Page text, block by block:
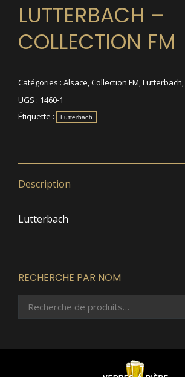
LUTTERBACH –
COLLECTION FM
Catégories : Alsace,Collection FM,Lutterbach,
UGS : 1460-1
Étiquette :
Lutterbach
Description
Lutterbach
RECHERCHE PAR NOM